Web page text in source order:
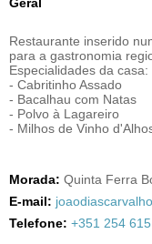
Restaurante inserido
para a gastronomia
Especialidades da casa:
- Cabritinho Assado
- Bacalhau com Natas
- Polvo à Lagareiro
- Milhos de Vinho
Morada: Quinta Ferra
E-mail:
Telefone: +351 254 615